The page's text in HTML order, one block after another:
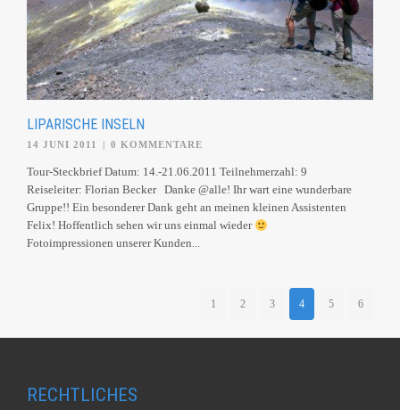
LIPARISCHE INSELN
14 JUNI 2011 0 KOMMENTARE
Tour-Steckbrief Datum: 14.-21.06.2011 Teilnehmerzahl: 9
Reiseleiter: Florian Becker Danke @alle! Ihr wart eine wunderbare
Gruppe!! Ein besonderer Dank geht an meinen kleinen Assistenten
Felix! Hoffentlich sehen wir uns einmal wieder
Fotoimpressionen unserer Kunden...
1 2 3 4 5 6
RECHTLICHES